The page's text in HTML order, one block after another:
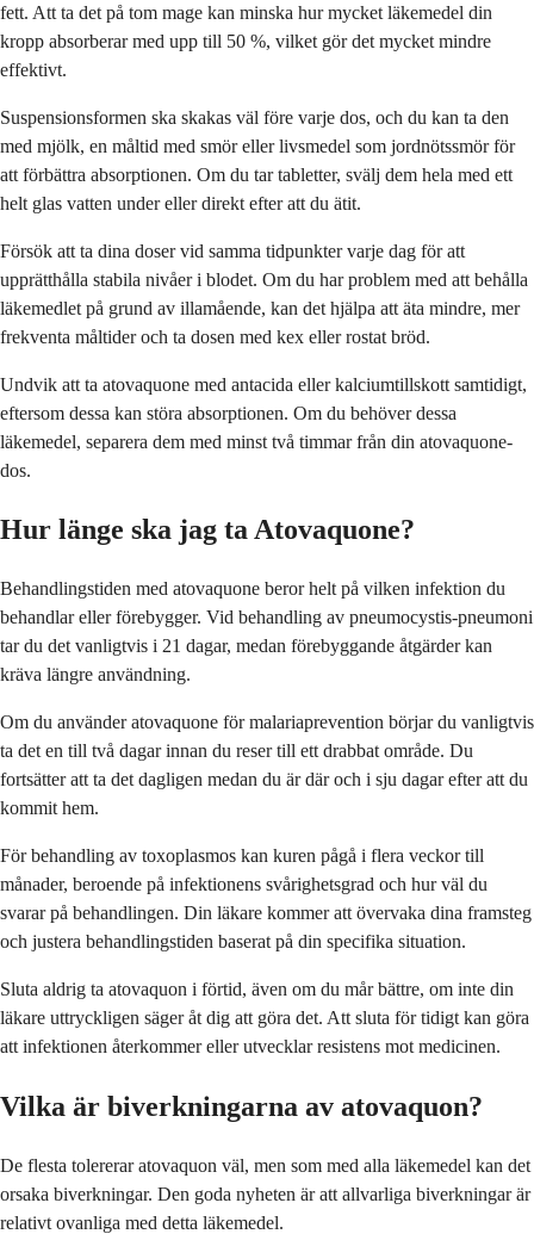
fett. Att ta det på tom mage kan minska hur mycket läkemedel din
kropp absorberar med upp till 50 %, vilket gör det mycket mindre
effektivt.
Suspensionsformen ska skakas väl före varje dos, och du kan ta den
med mjölk, en måltid med smör eller livsmedel som jordnötssmör för
att förbättra absorptionen. Om du tar tabletter, svälj dem hela med ett
helt glas vatten under eller direkt efter att du ätit.
Försök att ta dina doser vid samma tidpunkter varje dag för att
upprätthålla stabila nivåer i blodet. Om du har problem med att behålla
läkemedlet på grund av illamående, kan det hjälpa att äta mindre, mer
frekventa måltider och ta dosen med kex eller rostat bröd.
Undvik att ta atovaquone med antacida eller kalciumtillskott samtidigt,
eftersom dessa kan störa absorptionen. Om du behöver dessa
läkemedel, separera dem med minst två timmar från din atovaquone-
dos.
Hur länge ska jag ta Atovaquone?
Behandlingstiden med atovaquone beror helt på vilken infektion du
behandlar eller förebygger. Vid behandling av pneumocystis-pneumoni
tar du det vanligtvis i 21 dagar, medan förebyggande åtgärder kan
kräva längre användning.
Om du använder atovaquone för malariaprevention börjar du vanligtvis
ta det en till två dagar innan du reser till ett drabbat område. Du
fortsätter att ta det dagligen medan du är där och i sju dagar efter att du
kommit hem.
För behandling av toxoplasmos kan kuren pågå i flera veckor till
månader, beroende på infektionens svårighetsgrad och hur väl du
svarar på behandlingen. Din läkare kommer att övervaka dina framsteg
och justera behandlingstiden baserat på din specifika situation.
Sluta aldrig ta atovaquon i förtid, även om du mår bättre, om inte din
läkare uttryckligen säger åt dig att göra det. Att sluta för tidigt kan göra
att infektionen återkommer eller utvecklar resistens mot medicinen.
Vilka är biverkningarna av atovaquon?
De flesta tolererar atovaquon väl, men som med alla läkemedel kan det
orsaka biverkningar. Den goda nyheten är att allvarliga biverkningar är
relativt ovanliga med detta läkemedel.